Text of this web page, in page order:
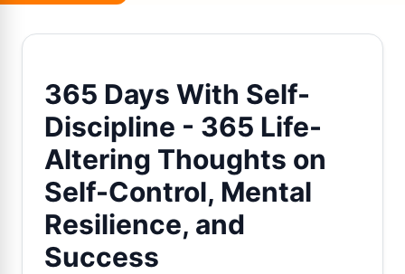
365 Days With Self-
Discipline - 365 Life-
Altering Thoughts on
Self-Control, Mental
Resilience, and
Success